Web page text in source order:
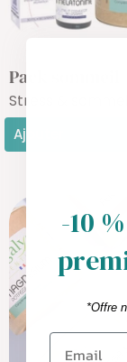
Pack sommeil
Stress & sommeil
Ajouter
-10
*Offre